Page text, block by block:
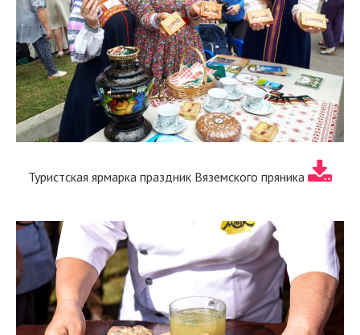
Туристская ярмарка праздник Вяземского пряника